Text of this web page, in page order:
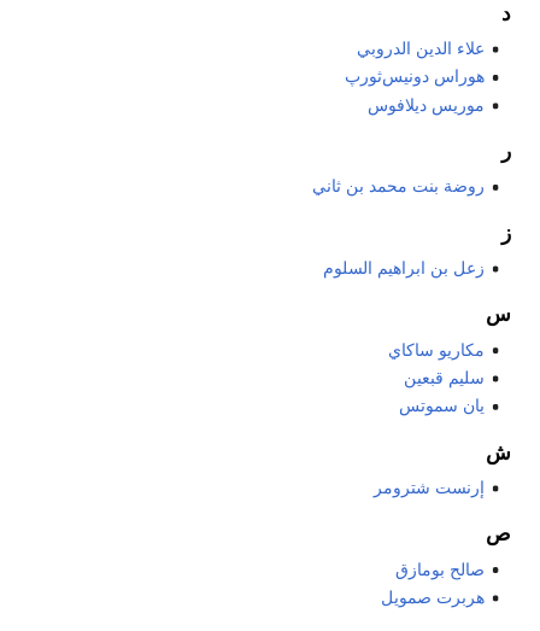
د
علاء الدين الدروبي
هوراس دونيس‌ثورپ
موريس ديلافوس
ر
روضة بنت محمد بن ثاني
ز
زعل بن ابراهيم السلوم
س
مكاريو ساكاي
سليم قبعين
يان سموتس
ش
إرنست شترومر
ص
صالح بومازق
هربرت صمويل